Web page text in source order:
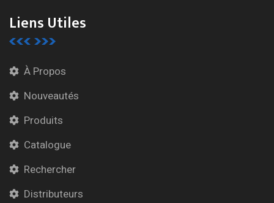
Liens Utiles
À Propos
Nouveautés
Produits
Catalogue
Rechercher
Distributeurs